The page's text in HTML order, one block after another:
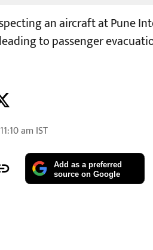
an aircraft at Pune
to passenger
am IST
Add as a preferred
source on Google